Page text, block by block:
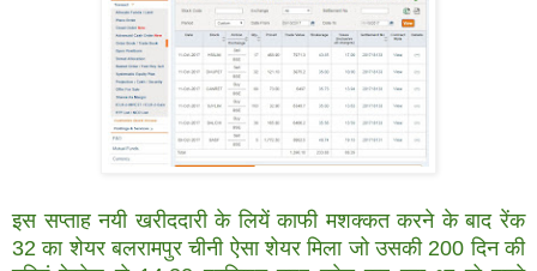
इस सप्ताह नयी खरीददारी के लियें काफी मशक्कत करने के बाद रेंक
32 का शेयर बलरामपुर चीनी ऐसा शेयर मिला जो उसकी 200 दिन की